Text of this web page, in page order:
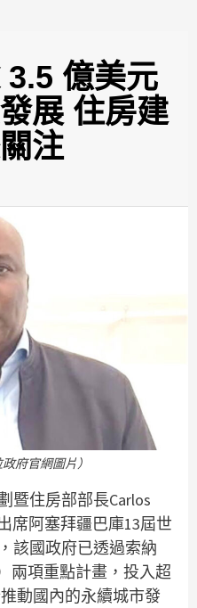
億美元
展 住房建
注
府官網圖片）
暨住房部部長Carlos
席阿塞拜疆巴庫13屆世
該國政府已透過索納
兩項重點計畫，投入超
動國內的永續城市發